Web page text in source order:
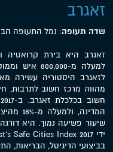
זאגרב
שדה תעופה: נמל התעופה
זאגרב היא בירת קרואטיה
למעלה מ-
לזאגרב היסטוריה עשירה
מהווה מרכז חשוב לתרבות,
המדינה,
בביצועי הדיגיטל, הבריאות,